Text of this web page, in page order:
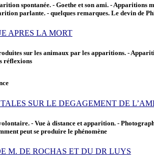
spontanée. - Goethe et son ami. -
parlante. - quelques remarques. Le devin de
APRES LA MORT
sur les animaux par les apparitions. -
réflexions
SUR LE DEGAGEMENT DE
- Vue à distance et apparition. -
peut se produire le phénomène
M. DE ROCHAS ET DU DR LUYS